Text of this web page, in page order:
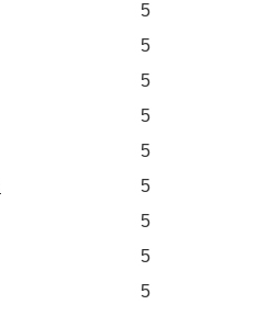
5
5
5
5
5
5
5
5
5